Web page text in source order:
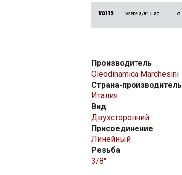
Производитель
Oleodinamica Marchesini
Страна-производитель
Италия
Вид
Двухсторонний
Присоединение
Линейный
Резьба
3/8″